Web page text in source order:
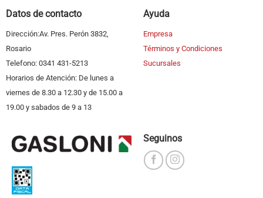
Datos de contacto
Dirección:Av. Pres. Perón 3832,
Rosario
Telefono: 0341 431-5213
Horarios de Atención: De lunes a
viernes de 8.30 a 12.30 y de 15.00 a
19.00 y sabados de 9 a 13
Ayuda
Empresa
Términos y Condiciones
Sucursales
Seguinos